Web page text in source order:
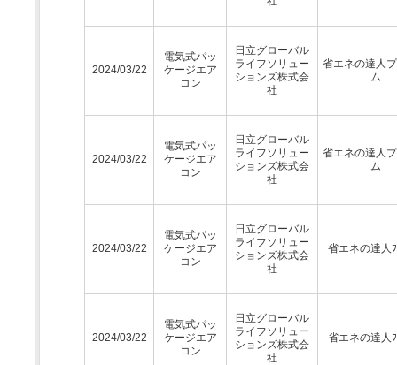
2024/03/22
電気式パッ
ケージエア
コン
日立グローバル
ライフソリュー
ションズ株式会
社
省エネの達人
ム
2024/03/22
電気式パッ
ケージエア
コン
日立グローバル
ライフソリュー
ションズ株式会
社
省エネの達人
ム
2024/03/22
電気式パッ
ケージエア
コン
日立グローバル
ライフソリュー
ションズ株式会
社
省エネの達人
2024/03/22
電気式パッ
ケージエア
コン
日立グローバル
ライフソリュー
ションズ株式会
社
省エネの達人